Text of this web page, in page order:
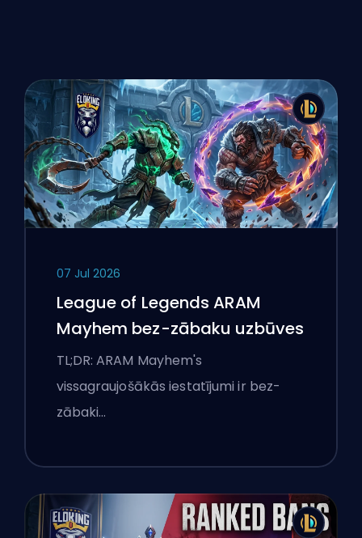
07 Jul 2026
League of Legends ARAM
Mayhem bez-zābaku uzbūves
TL;DR: ARAM Mayhem's
vissagraujošākās iestatījumi ir bez-
zābaki…